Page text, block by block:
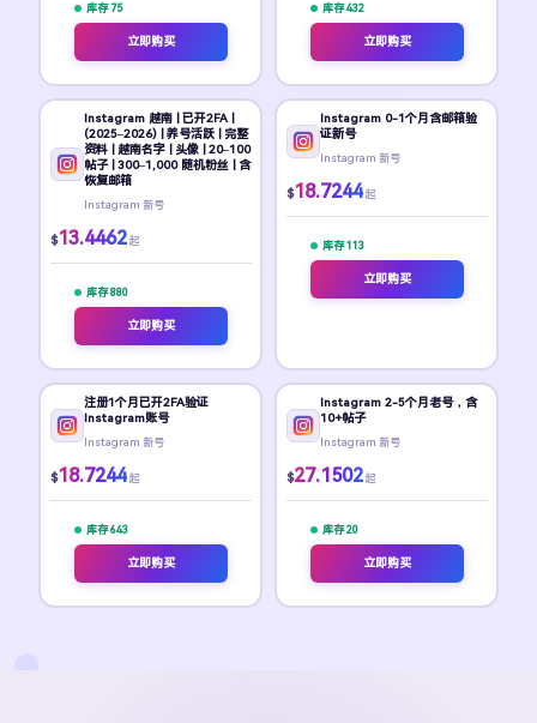
库存 75
立即购买
库存 432
立即购买
Instagram 越南 | 已开2FA |
(2025–2026) | 养号活跃 | 完整
资料 | 越南名字 | 头像 | 20–100
帖子 | 300–1,000 随机粉丝 | 含
恢复邮箱
Instagram 新号
$13.4462 起
库存 880
立即购买
Instagram 0-1个月含邮箱验
证新号
Instagram 新号
$18.7244 起
库存 113
立即购买
注册1个月已开2FA验证
Instagram账号
Instagram 新号
$18.7244 起
库存 643
立即购买
Instagram 2-5个月老号，含
10+帖子
Instagram 新号
$27.1502 起
库存 20
立即购买